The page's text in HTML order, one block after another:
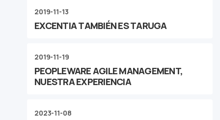
2019-11-13
EXCENTIA TAMBIÉN ES TARUGA
2019-11-19
PEOPLEWARE AGILE MANAGEMENT,
NUESTRA EXPERIENCIA
2023-11-08